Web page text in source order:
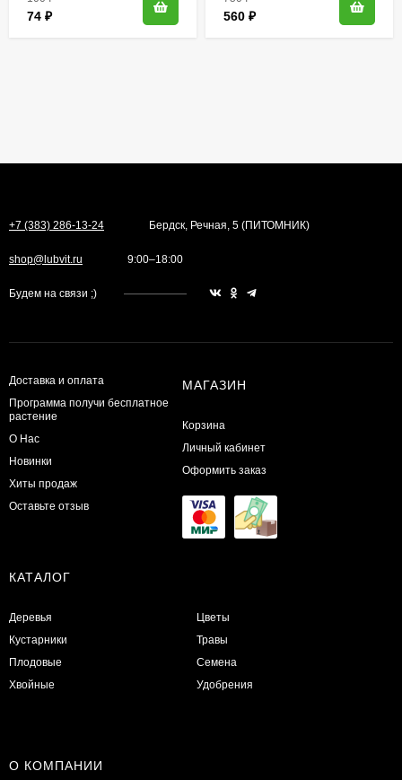
74 ₽ 560 ₽
+7 (383) 286-13-24 Бердск, Речная, 5 (ПИТОМНИК)
shop@lubvit.ru 9:00–18:00
Будем на связи ;)
Доставка и оплата
Программа получи бесплатное
растение
О Нас
Новинки
Хиты продаж
Оставьте отзыв
МАГАЗИН
Корзина
Личный кабинет
Оформить заказ
КАТАЛОГ
Деревья
Кустарники
Плодовые
Хвойные
Цветы
Травы
Семена
Удобрения
О КОМПАНИИ